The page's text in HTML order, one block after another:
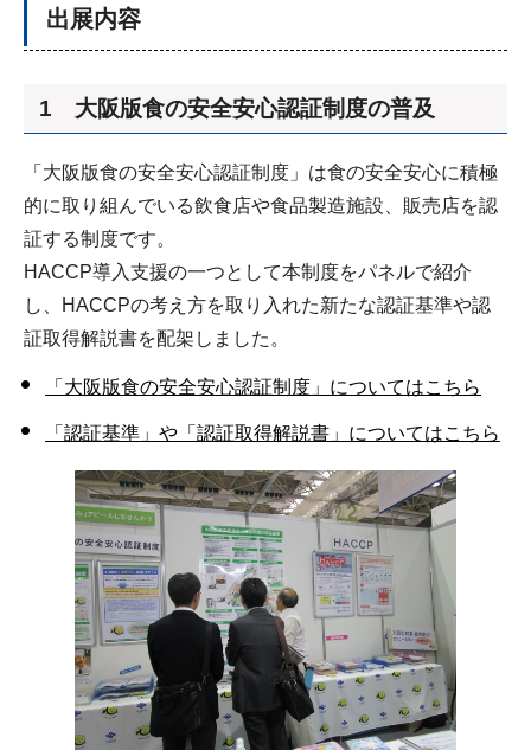
出展内容
1 大阪版食の安全安心認証制度の普及
「大阪版食の安全安心認証制度」は食の安全安心に積極
的に取り組んでいる飲食店や食品製造施設、販売店を認
証する制度です。
HACCP導入支援の一つとして本制度をパネルで紹介
し、HACCPの考え方を取り入れた新たな認証基準や認
証取得解説書を配架しました。
「大阪版食の安全安心認証制度」についてはこちら
「認証基準」や「認証取得解説書」についてはこちら